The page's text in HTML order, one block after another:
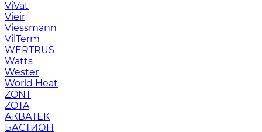
ViVat
Vieir
Viessmann
VilTerm
WERTRUS
Watts
Wester
World Heat
ZONT
ZOTA
АКВАТЕК
БАСТИОН